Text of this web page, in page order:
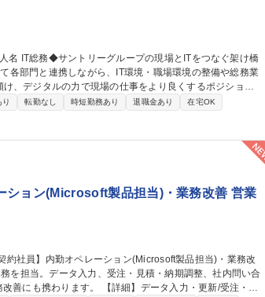
、デジタルの力で現場の仕事をより良くするポジション
本社のITインフラ整備・執務環境改善（レイアウト設
退対応 ■PMとしてのITプロジェクト進行支援、情報セキ
の現場とITを
転勤なし 時短勤務あり 退職金あり
在宅OK
ション(Microsoft製品担当)・業務改善 営業
細】データ入力・更新/受注・見